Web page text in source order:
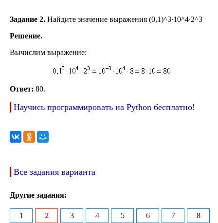
Задание 2. Найдите значение выражения (0,1)^3∙10^4∙2^3
Решение.
Вычислим выражение:
Ответ: 80.
Научись программировать на Python бесплатно!
Все задания варианта
Другие задания:
1 2 3 4 5 6 7 8